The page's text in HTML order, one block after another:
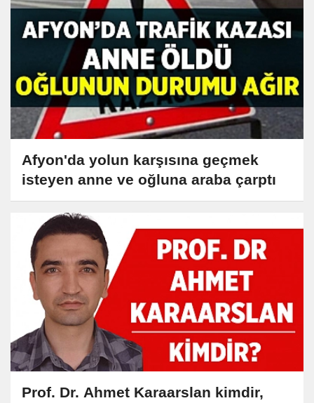
Afyon'da yolun karşısına geçmek
isteyen anne ve oğluna araba çarptı
Prof. Dr. Ahmet Karaarslan kimdir,